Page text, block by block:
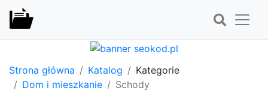
Strona główna Katalog
Kategorie
Dom i mieszkanie
Schody